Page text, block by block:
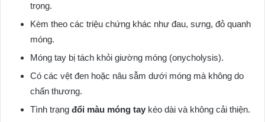
trọng.
Kèm theo các triệu chứng khác như đau, sưng, đỏ quanh
móng.
Móng tay bị tách khỏi giường móng (onycholysis).
Có các vệt đen hoặc nâu sẫm dưới móng mà không do
chấn thương.
Tình trạng đổi màu móng tay kéo dài và không cải thiện.